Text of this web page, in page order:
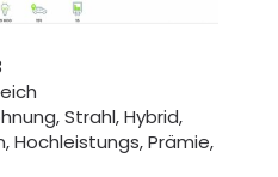
Strahl, Hybrid,
Hochleistungs, Prämie,